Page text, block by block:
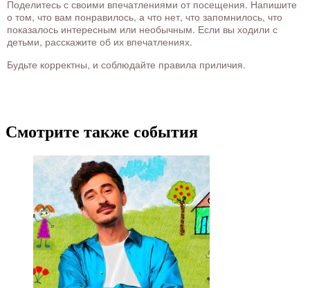
Поделитесь с своими впечатлениями от посещения. Напишите
о том, что вам понравилось, а что нет, что запомнилось, что
показалось интересным или необычным. Если вы ходили с
детьми, расскажите об их впечатлениях.
Будьте корректны, и соблюдайте правила приличия.
Смотрите также события